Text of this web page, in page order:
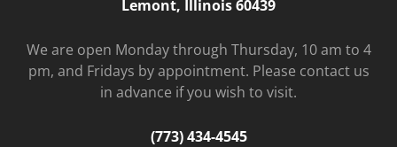
Lemont, Illinois 60439
We are open Monday through Thursday, 10 am to 4
pm, and Fridays by appointment. Please contact us
in advance if you wish to visit.
(773) 434-4545